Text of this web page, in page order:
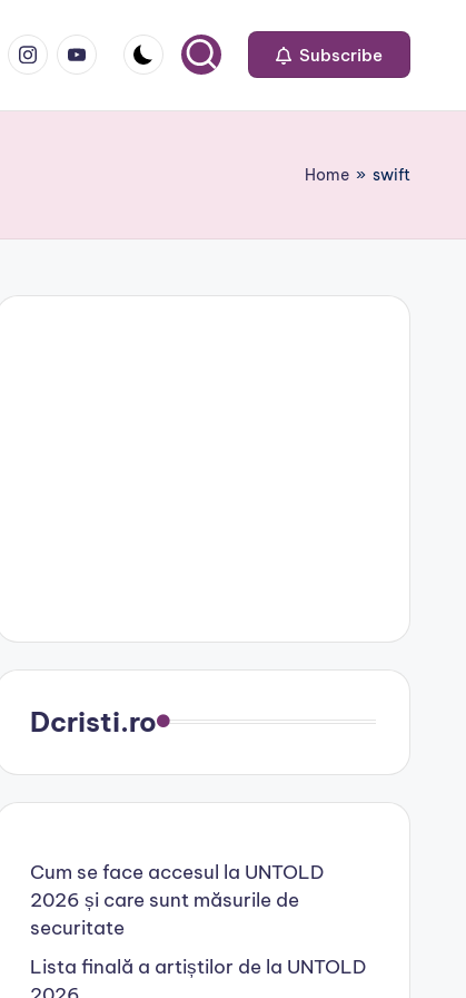
instagram.com
youtube.com Subscribe
Home » swift
Dcristi.ro
Cum se face accesul la UNTOLD
2026 și care sunt măsurile de
securitate
Lista finală a artiștilor de la UNTOLD